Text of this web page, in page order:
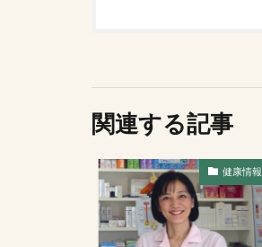
関連する記事
健康情報